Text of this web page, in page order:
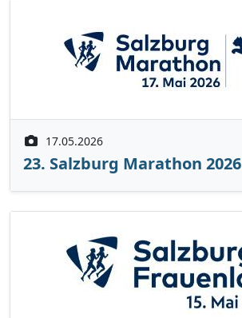
17.05.2026
23. Salzburg Marathon 2026